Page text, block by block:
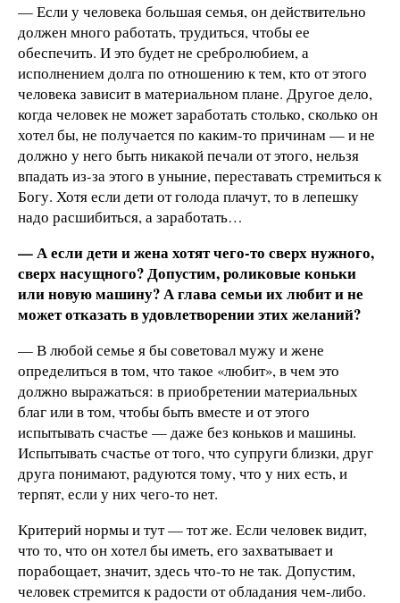
— Если у человека большая семья, он действительно
должен много работать, трудиться, чтобы ее
обеспечить. И это будет не сребролюбием, а
исполнением долга по отношению к тем, кто от этого
человека зависит в материальном плане. Другое дело,
когда человек не может заработать столько, сколько он
хотел бы, не получается по каким-то причинам — и не
должно у него быть никакой печали от этого, нельзя
впадать из-за этого в уныние, переставать стремиться к
Богу. Хотя если дети от голода плачут, то в лепешку
надо расшибиться, а заработать…
— А если дети и жена хотят чего-то сверх нужного,
сверх насущного? Допустим, роликовые коньки
или новую машину? А глава семьи их любит и не
может отказать в удовлетворении этих желаний?
— В любой семье я бы советовал мужу и жене
определиться в том, что такое «любит», в чем это
должно выражаться: в приобретении материальных
благ или в том, чтобы быть вместе и от этого
испытывать счастье — даже без коньков и машины.
Испытывать счастье от того, что супруги близки, друг
друга понимают, радуются тому, что у них есть, и
терпят, если у них чего-то нет.
Критерий нормы и тут — тот же. Если человек видит,
что то, что он хотел бы иметь, его захватывает и
порабощает, значит, здесь что-то не так. Допустим,
человек стремится к радости от обладания чем-либо.